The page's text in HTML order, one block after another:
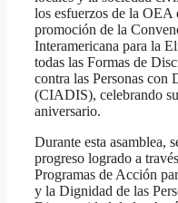
los esfuerzos de la OEA
promoción de la
Interamericana para la
todas las Formas de
contra las Personas con
(CIADIS), celebrando
aniversario.
Durante esta asamblea,
progreso logrado a
Programas de Acción
y la Dignidad de las